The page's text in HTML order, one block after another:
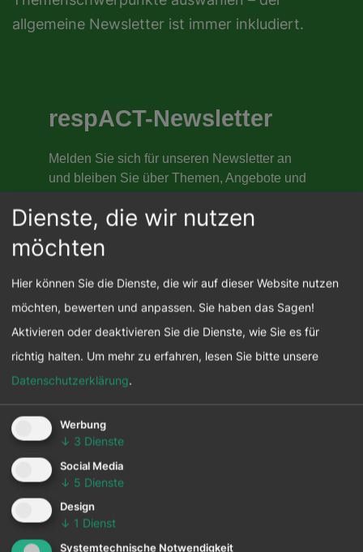
allgemeine Newsletter ist immer inkludiert.
Dienste, die wir nutzen
möchten
Hier können Sie die Dienste, die wir auf dieser Website nutzen
möchten, bewerten und anpassen. Sie haben das Sagen!
Aktivieren oder deaktivieren Sie die Dienste, wie Sie es für
richtig halten. Um mehr zu erfahren, lesen Sie bitte unsere
Datenschutzerklärung.
Werbung
↓ 3 Dienste
Social Media
↓ 5 Dienste
Design
↓ 1 Dienst
Systemtechnische Notwendigkeit